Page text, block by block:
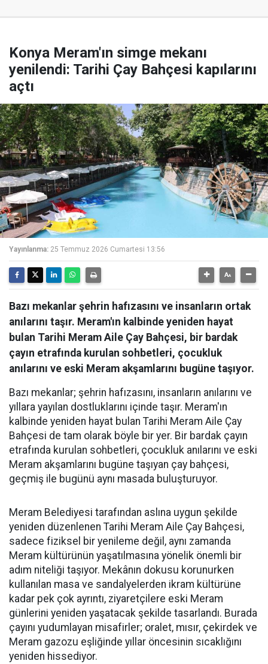
Konya Meram'ın simge mekanı
yenilendi: Tarihi Çay Bahçesi kapılarını
açtı
Yayınlanma: 25 Temmuz 2026 Cumartesi 13:56
Bazı mekanlar şehrin hafızasını ve insanların ortak
anılarını taşır. Meram'ın kalbinde yeniden hayat
bulan Tarihi Meram Aile Çay Bahçesi, bir bardak
çayın etrafında kurulan sohbetleri, çocukluk
anılarını ve eski Meram akşamlarını bugüne taşıyor.
Bazı mekanlar; şehrin hafızasını, insanların anılarını ve
yıllara yayılan dostluklarını içinde taşır. Meram'ın
kalbinde yeniden hayat bulan Tarihi Meram Aile Çay
Bahçesi de tam olarak böyle bir yer. Bir bardak çayın
etrafında kurulan sohbetleri, çocukluk anılarını ve eski
Meram akşamlarını bugüne taşıyan çay bahçesi,
geçmiş ile bugünü aynı masada buluşturuyor.
Meram Belediyesi tarafından aslına uygun şekilde
yeniden düzenlenen Tarihi Meram Aile Çay Bahçesi,
sadece fiziksel bir yenileme değil, aynı zamanda
Meram kültürünün yaşatılmasına yönelik önemli bir
adım niteliği taşıyor. Mekânın dokusu korunurken
kullanılan masa ve sandalyelerden ikram kültürüne
kadar pek çok ayrıntı, ziyaretçilere eski Meram
günlerini yeniden yaşatacak şekilde tasarlandı. Burada
çayını yudumlayan misafirler; oralet, mısır, çekirdek ve
Meram gazozu eşliğinde yıllar öncesinin sıcaklığını
yeniden hissediyor.